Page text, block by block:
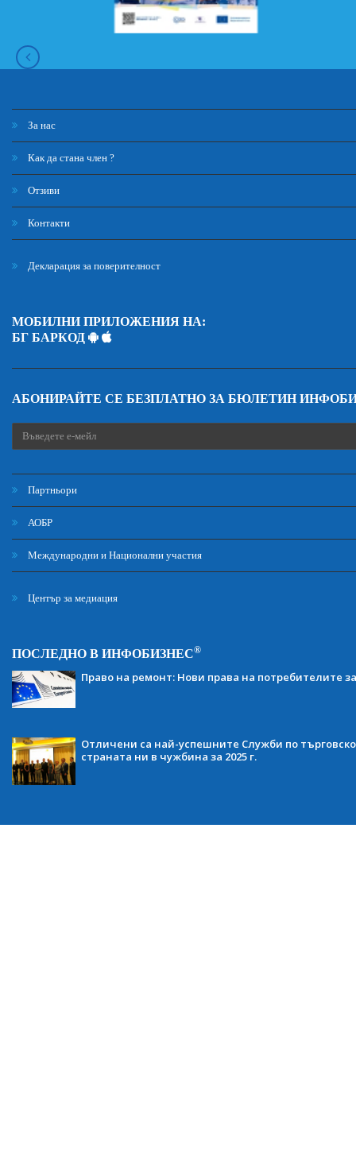
За нас
Как да стана член ?
Отзиви
Контакти
Декларация за поверителност
МОБИЛНИ ПРИЛОЖЕНИЯ НА:
БГ БАРКОД
АБОНИРАЙТЕ СЕ БЕЗПЛАТНО ЗА БЮЛЕТИН
Партньори
АОБР
Международни и Национални участия
Център за медиация
ПОСЛЕДНО В ИНФОБИЗНЕС®
Право на ремонт: Нови права на потребителите
Отличени са най-успешните Служби по
страната ни в чужбина за 2025 г.